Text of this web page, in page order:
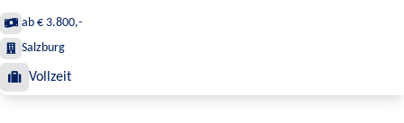
ab € 3.800,-
Salzburg
Vollzeit